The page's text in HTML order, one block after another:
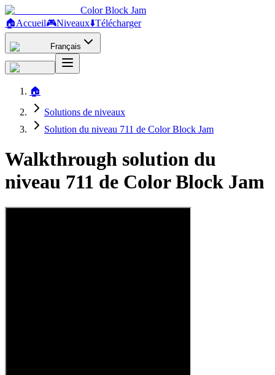
Color Block Jam
🏠Accueil🎮Niveaux⬇️Télécharger
Français
🏠
Solutions de niveaux
Solution du niveau 711 de Color Block Jam
Walkthrough solution du
niveau 711 de Color Block Jam